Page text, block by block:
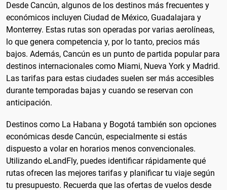
Desde Cancún, algunos de los destinos más frecuentes y
económicos incluyen Ciudad de México, Guadalajara y
Monterrey. Estas rutas son operadas por varias aerolíneas,
lo que genera competencia y, por lo tanto, precios más
bajos. Además, Cancún es un punto de partida popular para
destinos internacionales como Miami, Nueva York y Madrid.
Las tarifas para estas ciudades suelen ser más accesibles
durante temporadas bajas y cuando se reservan con
anticipación.
Destinos como La Habana y Bogotá también son opciones
económicas desde Cancún, especialmente si estás
dispuesto a volar en horarios menos convencionales.
Utilizando eLandFly, puedes identificar rápidamente qué
rutas ofrecen las mejores tarifas y planificar tu viaje según
tu presupuesto. Recuerda que las ofertas de vuelos desde